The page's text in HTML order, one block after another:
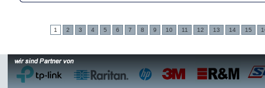
1 2 3 4 5 6 7 8 9 10 11 12 13 14 15